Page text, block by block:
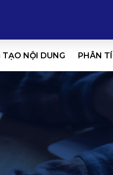
TẠO NỘI DUNG PHÂN